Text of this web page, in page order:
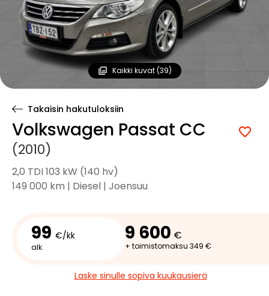
Kaikki kuvat (39)
Takaisin hakutuloksiin
Volkswagen Passat CC
(2010)
2,0 TDI 103 kW (140 hv)
149 000 km | Diesel | Joensuu
99 €/kk
alk.
9 600 €
+ toimistomaksu 349 €
Laske sinulle sopiva kuukausierä